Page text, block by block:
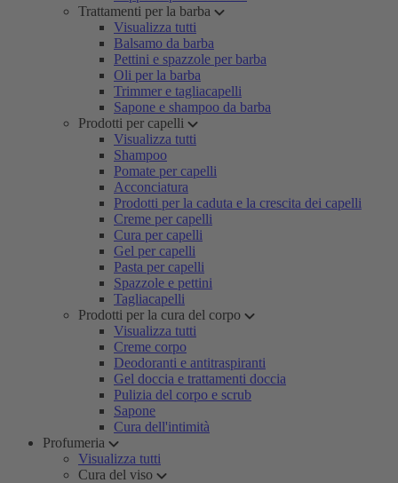
Trattamenti per la barba
Visualizza tutti
Balsamo da barba
Pettini e spazzole per barba
Oli per la barba
Trimmer e tagliacapelli
Sapone e shampoo da barba
Prodotti per capelli
Visualizza tutti
Shampoo
Pomate per capelli
Acconciatura
Prodotti per la caduta e la crescita dei capelli
Creme per capelli
Cura per capelli
Gel per capelli
Pasta per capelli
Spazzole e pettini
Tagliacapelli
Prodotti per la cura del corpo
Visualizza tutti
Creme corpo
Deodoranti e antitraspiranti
Gel doccia e trattamenti doccia
Pulizia del corpo e scrub
Sapone
Cura dell'intimità
Profumeria
Visualizza tutti
Cura del viso